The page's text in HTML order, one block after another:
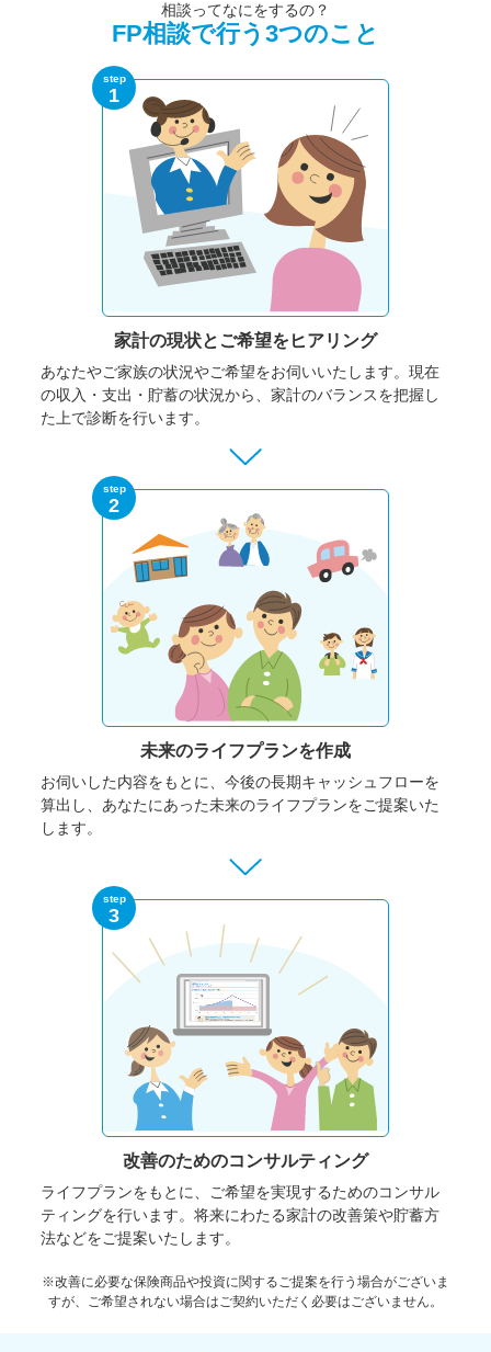
相談ってなにをするの？
FP相談で行う3つのこと
step
1
家計の現状と ご希望をヒアリング
あなたやご家族の状況やご希望をお伺いいたします。 現在
の収入・支出・貯蓄の状況から、家計のバランスを把握し
た上で診断を行います。
step
2
未来のライフプランを作成
お伺いした内容をもとに、今後の長期キャッシュフローを
算出し、あなたにあった未来のライフプランをご提案いた
します。
step
3
改善のためのコンサルティング
ライフプランをもとに、ご希望を実現するためのコンサル
ティングを行います。将来にわたる家計の改善策や貯蓄方
法などをご提案いたします。
※改善に必要な保険商品や投資に関するご提案を行う場合がございま
すが、ご希望されない場合はご契約いただく必要はございません。